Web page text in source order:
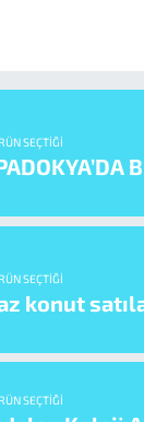
SEÇTIĞI
SEÇTIĞI
konut
SEÇTIĞI